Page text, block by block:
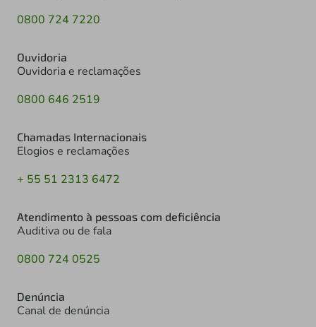
0800 724 7220
Ouvidoria
Ouvidoria e reclamações
0800 646 2519
Chamadas Internacionais
Elogios e reclamações
+ 55 51 2313 6472
Atendimento à pessoas com deficiência
Auditiva ou de fala
0800 724 0525
Denúncia
Canal de denúncia